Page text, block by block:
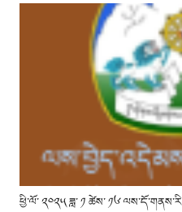
ཕྱི་ལོ་ ༢༠༢༥ ཟླ་ ༡ ཚེས་ ༡༦